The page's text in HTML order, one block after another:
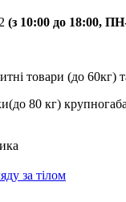
(з 10:00 до 18:00,
товари (до 60кг)
80 кг)
за тілом